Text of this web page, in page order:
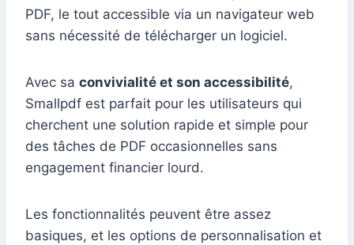
PDF, le tout accessible via un navigateur web
sans nécessité de télécharger un logiciel.
Avec sa convivialité et son accessibilité,
Smallpdf est parfait pour les utilisateurs qui
cherchent une solution rapide et simple pour
des tâches de PDF occasionnelles sans
engagement financier lourd.
Les fonctionnalités peuvent être assez
basiques, et les options de personnalisation et